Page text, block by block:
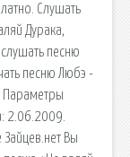
Слушать
Дурака,
песню
песню Любэ -
Параметры
2.06.2009.
Вы